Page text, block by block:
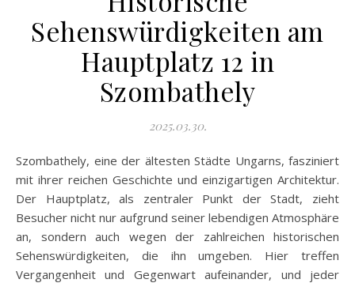
Sehenswürdigkeiten am
Hauptplatz 12 in
Szombathely
2025.03.30.
Szombathely, eine der ältesten Städte Ungarns, fasziniert
mit ihrer reichen Geschichte und einzigartigen Architektur.
Der Hauptplatz, als zentraler Punkt der Stadt, zieht
Besucher nicht nur aufgrund seiner lebendigen Atmosphäre
an, sondern auch wegen der zahlreichen historischen
Sehenswürdigkeiten, die ihn umgeben. Hier treffen
Vergangenheit und Gegenwart aufeinander, und jeder